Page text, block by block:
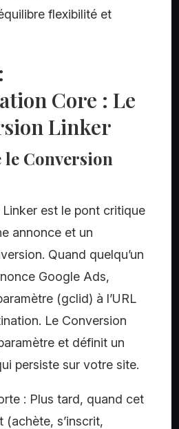
flexibilité et
Core : Le
Linker
le Conversion
est le pont critique
annonce et un
Quand quelqu’un
Google Ads,
(gclid) à l’URL
Le Conversion
et définit un
persiste sur votre site.
: Plus tard, quand cet
s’inscrit,